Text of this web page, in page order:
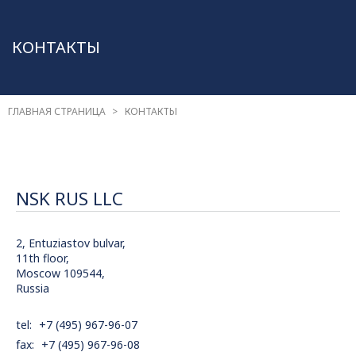
КОНТАКТЫ
ГЛАВНАЯ СТРАНИЦА КОНТАКТЫ
NSK RUS LLC
2, Entuziastov bulvar,
11th floor,
Moscow 109544,
Russia
tel
+7 (495) 967-96-07
fax
+7 (495) 967-96-08